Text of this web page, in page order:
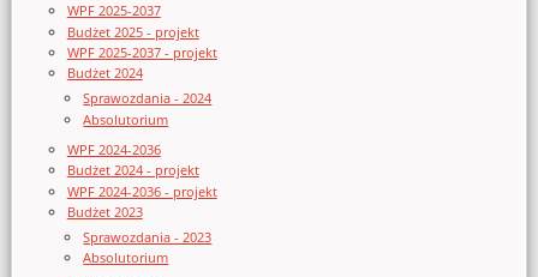
WPF 2025-2037
Budżet 2025 - projekt
WPF 2025-2037 - projekt
Budżet 2024
Sprawozdania - 2024
Absolutorium
WPF 2024-2036
Budżet 2024 - projekt
WPF 2024-2036 - projekt
Budżet 2023
Sprawozdania - 2023
Absolutorium